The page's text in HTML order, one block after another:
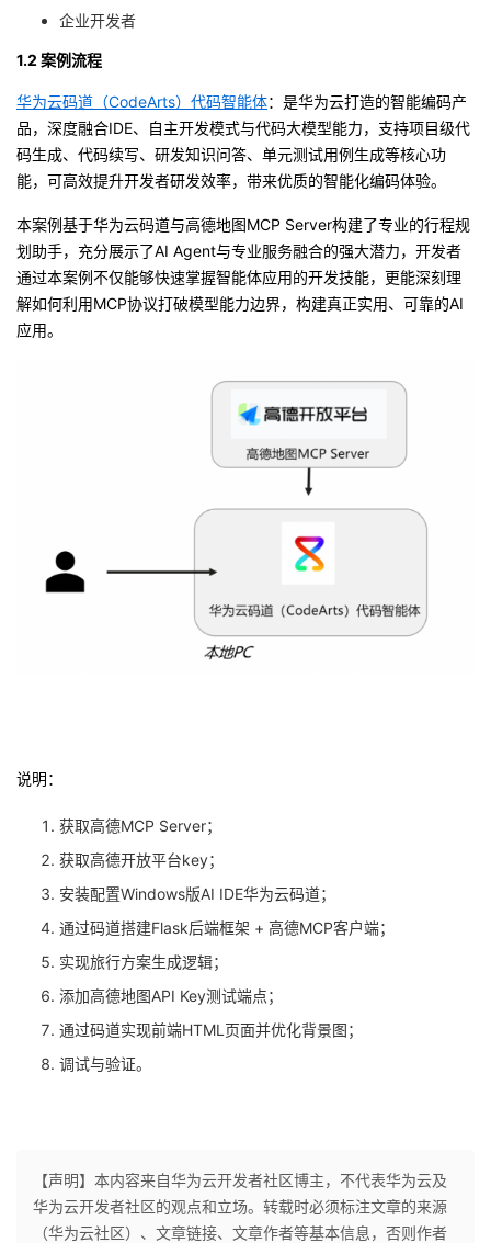
坛
圈
子
的
直
播
我
的
活
动
我
的
关
注
我
的
开
发
的
我
藏
我
的
Programs
我
的
技
的
企业开发者
1.2 案例流程
华为云码道（CodeArts）代码智能体：是华为云打造的智能编码产
品，深度融合IDE、自主开发模式与代码大模型能力，支持项目级代
码生成、代码续写、研发知识问答、单元测试用例生成等核心功
能，可高效提升开发者研发效率，带来优质的智能化编码体验。
本案例基于华为云码道与高德地图MCP Server构建了专业的行程规
划助手，充分展示了AI Agent与专业服务融合的强大潜力，开发者
通过本案例不仅能够快速掌握智能体应用的开发技能，更能深刻理
解如何利用MCP协议打破模型能力边界，构建真正实用、可靠的AI
应用。
说明：
获取高德MCP Server；
获取高德开放平台key；
安装配置Windows版AI IDE华为云码道；
通过码道搭建Flask后端框架 + 高德MCP客户端；
实现旅行方案生成逻辑；
添加高德地图API Key测试端点；
通过码道实现前端HTML页面并优化背景图；
调试与验证。
【声明】本内容来自华为云开发者社区博主，不代表华为云及
华为云开发者社区的观点和立场。转载时必须标注文章的来源
（华为云社区）、文章链接、文章作者等基本信息，否则作者